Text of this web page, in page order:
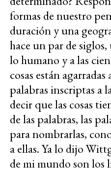
formas de nuestro
duración y una
hace un par de
lo humano y a las
cosas están agarradas
palabras inscriptas a
decir que las cosas
de las palabras, las
para nombrarlas,
a ellas. Ya lo dijo
de mi mundo son los